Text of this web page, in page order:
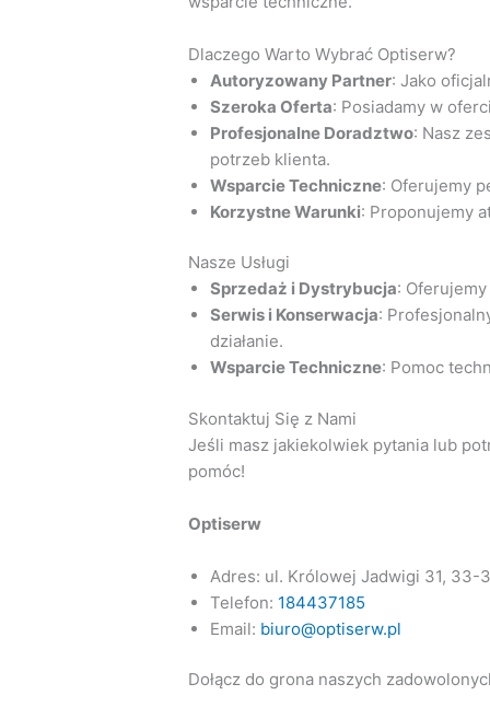
Dlaczego Warto Wybrać Optiserw?
Autoryzowany Partner: Jako
Szeroka Oferta: Posiadamy w
Profesjonalne Doradztwo: Nasz
potrzeb klienta.
Wsparcie Techniczne: Oferujemy
Korzystne Warunki: Proponujemy
Nasze Usługi
Sprzedaż i Dystrybucja:
Serwis i Konserwacja:
działanie.
Wsparcie Techniczne: Pomoc
Skontaktuj Się z Nami
Jeśli masz jakiekolwiek pytania lub
pomóc!
Optiserw
Adres: ul. Królowej Jadwigi 31, 33-
Telefon: 184437185
Email: biuro@optiserw.pl
Dołącz do grona naszych